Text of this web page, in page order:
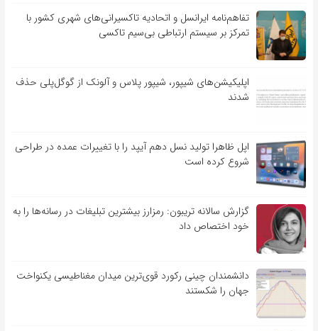
تفاهم‌نامه‌ ایرانسل و اتحادیه تاکسیرانی‌های شهری کشور با
تمرکز بر سیستم ارتباطی بی‌سیم تاکسی
اپلیکیشن‌های شیپور، شیپور پلاس و آلونک از گوگل‌پلی حذف
شدند
اپل ظاهرا تولید نسل دهم آیپد را با تغییرات عمده در طراحی
شروع کرده است
گزارش سالانه تریبون: رمزارز بیشترین تبلیغات در رسانه‌ها را به
خود اختصاص داد
دانشمندان چینی رکورد قوی‌ترین میدان مغناطیسی یکنواخت
جهان را شکستند